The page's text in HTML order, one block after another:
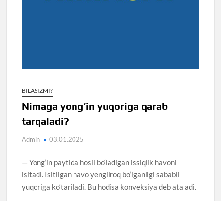
BILASIZMI?
Nimaga yong‘in yuqoriga qarab
tarqaladi?
Admin 03.01.2025
— Yong‘in paytida hosil bo‘ladigan issiqlik havoni
isitadi. Isitilgan havo yengilroq bo‘lganligi sababli
yuqoriga ko‘tariladi. Bu hodisa konveksiya deb ataladi.